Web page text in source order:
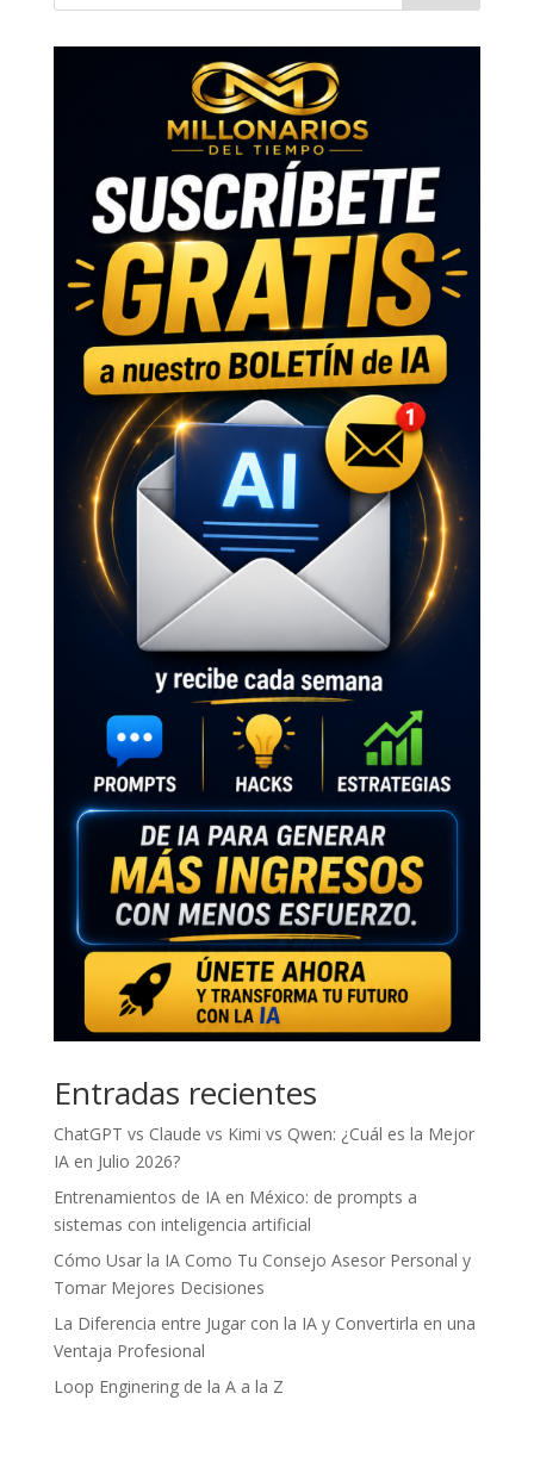
Entradas recientes
ChatGPT vs Claude vs Kimi vs Qwen: ¿Cuál es la Mejor
IA en Julio 2026?
Entrenamientos de IA en México: de prompts a
sistemas con inteligencia artificial
Cómo Usar la IA Como Tu Consejo Asesor Personal y
Tomar Mejores Decisiones
La Diferencia entre Jugar con la IA y Convertirla en una
Ventaja Profesional
Loop Enginering de la A a la Z